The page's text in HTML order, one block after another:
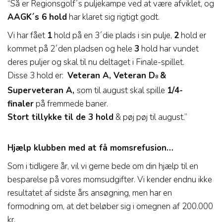
“Så er Regionsgolf´s puljekampe ved at være afviklet, og
AAGK´s 6 holdhar klaret sig rigtigt godt.
Vi har fået 1hold på en 3´die plads i sin pulje, 2hold er
kommet på 2´den pladsen og hele 3hold har vundet
deres puljer og skal til nu deltaget i Finale-spillet.
Disse 3 hold er: Veteran A, Veteran D8&
Superveteran A, som til august skal spille 1/4-
finalerpå fremmede baner.
Stort tillykke til de 3 hold & pøj pøj til august.”
Hjælp klubben med at få momsrefusion…
Som i tidligere år, vil vi gerne bede om din hjælp til en
besparelse på vores momsudgifter. Vi kender endnu ikke
resultatet af sidste års ansøgning, men har en
formodning om, at det beløber sig i omegnen af 200.000